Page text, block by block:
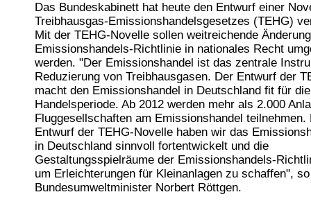
Das Bundeskabinett hat heute den Entwurf einer
Treibhausgas-Emissionshandelsgesetzes (TEHG)
Mit der TEHG-Novelle sollen weitreichende
Emissionshandels-Richtlinie in nationales Recht
werden. "Der Emissionshandel ist das zentrale
Reduzierung von Treibhausgasen. Der Entwurf der
macht den Emissionshandel in Deutschland fit für
Handelsperiode. Ab 2012 werden mehr als 2.000
Fluggesellschaften am Emissionshandel teilnehmen.
Entwurf der TEHG-Novelle haben wir das
in Deutschland sinnvoll fortentwickelt und die
Gestaltungsspielräume der Emissionshandels-
um Erleichterungen für Kleinanlagen zu schaffen", so
Bundesumweltminister Norbert Röttgen.